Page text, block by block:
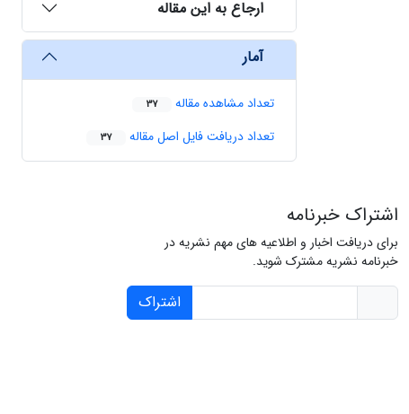
ارجاع به این مقاله
آمار
تعداد مشاهده مقاله 37
تعداد دریافت فایل اصل مقاله 37
اشتراک خبرنامه
برای دریافت اخبار و اطلاعیه های مهم نشریه در
خبرنامه نشریه مشترک شوید.
اشتراک